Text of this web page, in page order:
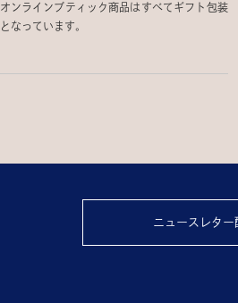
オンラインブティック商品はすべてギフト包装
となっています。
ニュースレタ